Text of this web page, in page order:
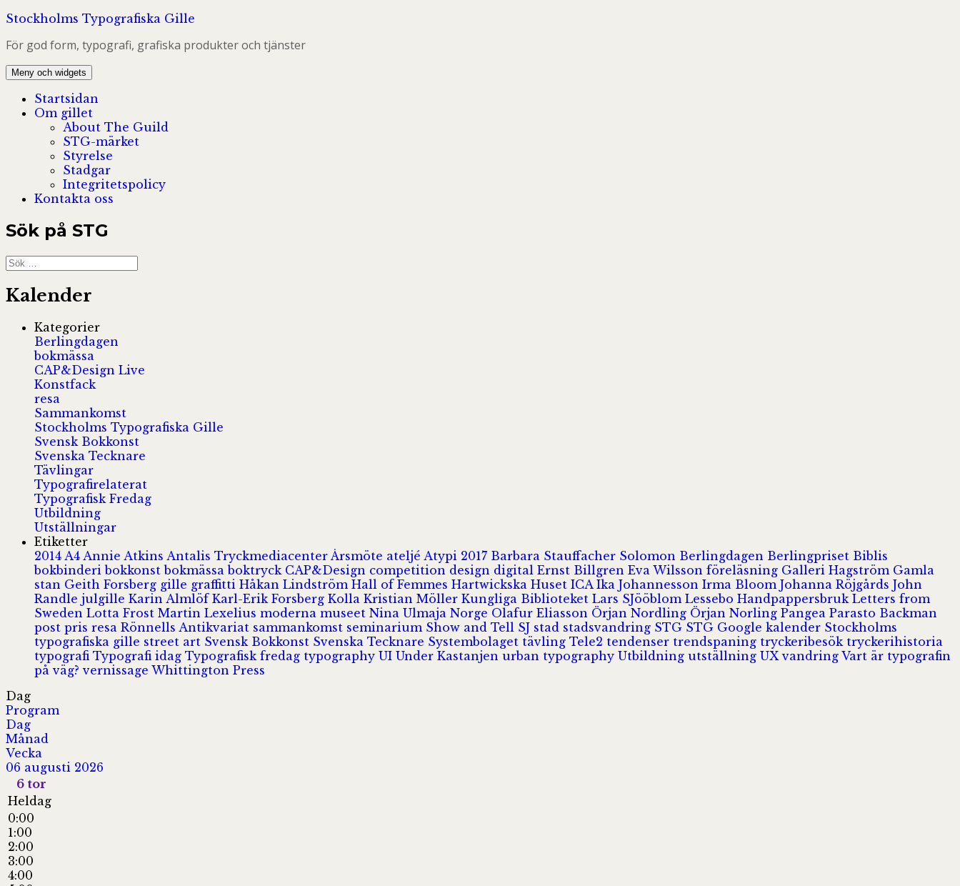
Hoppa
innehåll
Stockholms Typografiska Gille
För god form, typografi, grafiska produkter och tjänster
Meny och widgets
Startsidan
Om gillet
About The Guild
STG-märket
Styrelse
Stadgar
Integritetspolicy
Kontakta oss
Sök på STG
Sök
efter:
Kalender
Kategorier
Berlingdagen
bokmässa
CAP&Design Live
Konstfack
resa
Sammankomst
Stockholms Typografiska Gille
Svensk Bokkonst
Svenska Tecknare
Tävlingar
Typografirelaterat
Typografisk Fredag
Utbildning
Utställningar
Etiketter
2014 A4 Annie Atkins Antalis Tryckmediacenter Årsmöte ateljé Atypi 2017 Barbara Stauffacher Solomon Berlingdagen Berlingpriset Biblis
bokbinderibokkonstbokmässaboktryck CAP&Design competition design digital Ernst Billgren Eva Wilsson föreläsning Galleri Hagström Gamla
stan Geith Forsberg gille graffitti Håkan Lindström Hall of Femmes Hartwickska Huset ICA Ika Johannesson Irma Bloom Johanna Röjgårds John
Randle julgille Karin Almlöf Karl-Erik Forsberg Kolla Kristian Möller Kungliga Biblioteket Lars SJööblom Lessebo Handpappersbruk Letters from
Sweden Lotta Frost Martin Lexelius moderna museet Nina Ulmaja Norge Olafur Eliasson Örjan Nordling Örjan Norling Pangea Parasto Backman
post pris resa Rönnells Antikvariat sammankomst seminarium Show and Tell SJ stad stadsvandring STG STG Google kalender Stockholms
typografiska gille street art Svensk Bokkonst Svenska Tecknare Systembolaget tävling Tele2 tendenser trendspaning tryckeribesök tryckerihistoria
typografi Typografi idag Typografisk fredag typography UI Under Kastanjen urban typography Utbildning utställning UXvandring Vart är typografin
på väg?vernissage Whittington Press
Dag
Program
Dag
Månad
Vecka
06 augusti 2026
6 tor
Heldag
0:00
1:00
2:00
3:00
4:00